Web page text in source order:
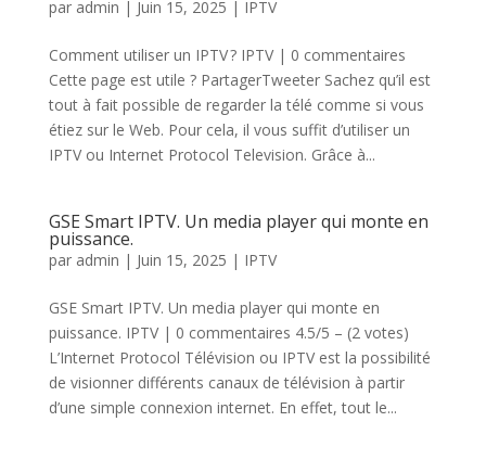
par admin | Juin 15, 2025 | IPTV
Comment utiliser un IPTV ? IPTV | 0 commentaires
Cette page est utile ? PartagerTweeter Sachez qu’il est
tout à fait possible de regarder la télé comme si vous
étiez sur le Web. Pour cela, il vous suffit d’utiliser un
IPTV ou Internet Protocol Television. Grâce à...
GSE Smart IPTV. Un media player qui monte en
puissance.
par admin | Juin 15, 2025 | IPTV
GSE Smart IPTV. Un media player qui monte en
puissance. IPTV | 0 commentaires 4.5/5 – (2 votes)
L’Internet Protocol Télévision ou IPTV est la possibilité
de visionner différents canaux de télévision à partir
d’une simple connexion internet. En effet, tout le...